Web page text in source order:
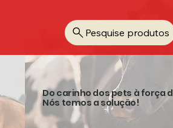
Pesquise produtos
Do carinho dos pets à força
Nós temos a solução!